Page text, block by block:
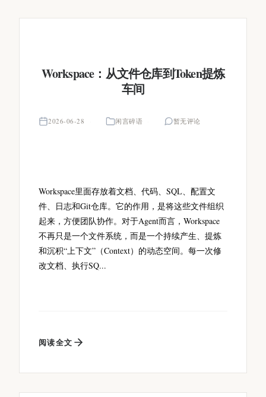
Workspace：从文件仓库到Token提炼
车间
2026-06-28 闲言碎语 暂无评论
Workspace里面存放着文档、代码、SQL、配置文
件、日志和Git仓库。它的作用，是将这些文件组织
起来，方便团队协作。对于Agent而言，Workspace
不再只是一个文件系统，而是一个持续产生、提炼
和沉积“上下文”（Context）的动态空间。每一次修
改文档、执行SQ...
阅读全文